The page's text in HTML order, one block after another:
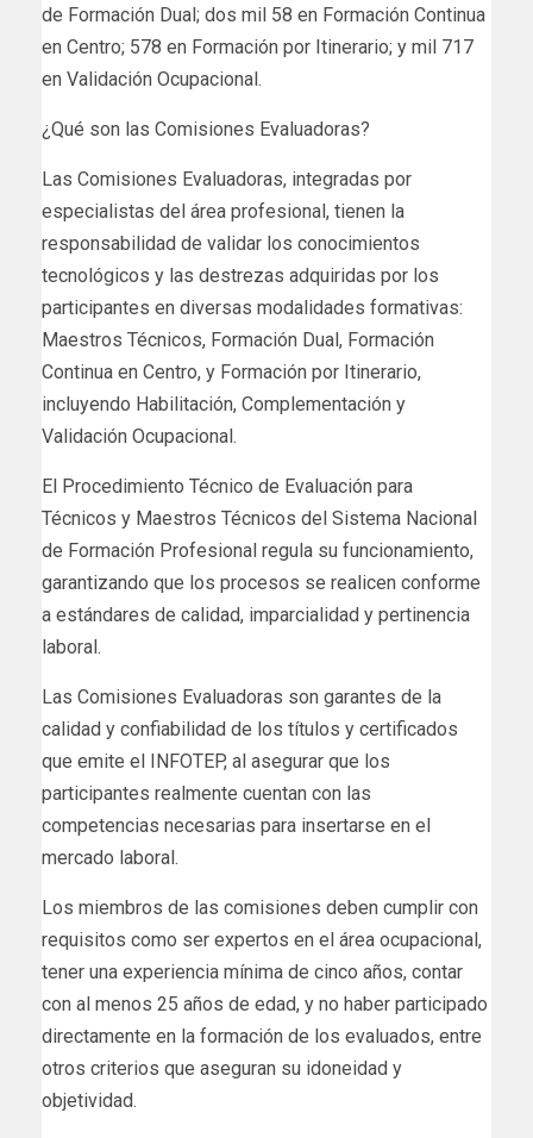
de Formación Dual; dos mil 58 en Formación Continua
en Centro; 578 en Formación por Itinerario; y mil 717
en Validación Ocupacional.
¿Qué son las Comisiones Evaluadoras?
Las Comisiones Evaluadoras, integradas por
especialistas del área profesional, tienen la
responsabilidad de validar los conocimientos
tecnológicos y las destrezas adquiridas por los
participantes en diversas modalidades formativas:
Maestros Técnicos, Formación Dual, Formación
Continua en Centro, y Formación por Itinerario,
incluyendo Habilitación, Complementación y
Validación Ocupacional.
El Procedimiento Técnico de Evaluación para
Técnicos y Maestros Técnicos del Sistema Nacional
de Formación Profesional regula su funcionamiento,
garantizando que los procesos se realicen conforme
a estándares de calidad, imparcialidad y pertinencia
laboral.
Las Comisiones Evaluadoras son garantes de la
calidad y confiabilidad de los títulos y certificados
que emite el INFOTEP, al asegurar que los
participantes realmente cuentan con las
competencias necesarias para insertarse en el
mercado laboral.
Los miembros de las comisiones deben cumplir con
requisitos como ser expertos en el área ocupacional,
tener una experiencia mínima de cinco años, contar
con al menos 25 años de edad, y no haber participado
directamente en la formación de los evaluados, entre
otros criterios que aseguran su idoneidad y
objetividad.